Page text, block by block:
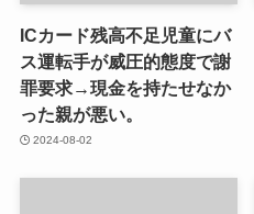
ICカード残高不足児童にバ
ス運転手が威圧的態度で謝
罪要求→現金を持たせなか
った親が悪い。
2024-08-02